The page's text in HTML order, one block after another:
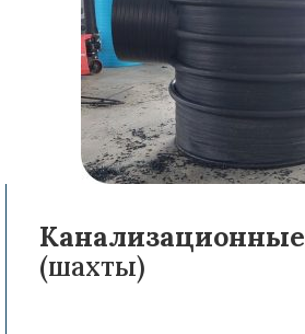
Канализационные
(шахты)